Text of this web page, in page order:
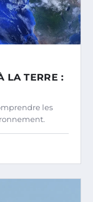
LA TERRE :
les